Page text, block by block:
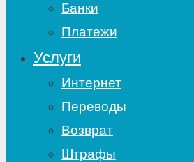
Банки
Платежи
Услуги
Интернет
Переводы
Возврат
Штрафы